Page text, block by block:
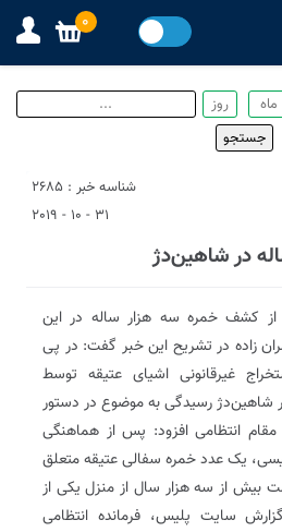
شناسه خبر : 2685
31 - 10 - 2019
از کشف خمره سه هزار ساله در این
زاده در تشریح این خبر گفت: در پی
غیر‌قانونی اشیای عتیقه توسط
شاهین‌دژ رسیدگی به موضوع در دستور
مقام انتظامی افزود: پس از هماهنگی
یک عدد خمره سفالی عتیقه متعلق
بیش از سه هزار سال از منزل یکی از
سایت پلیس، فرمانده انتظامی
0